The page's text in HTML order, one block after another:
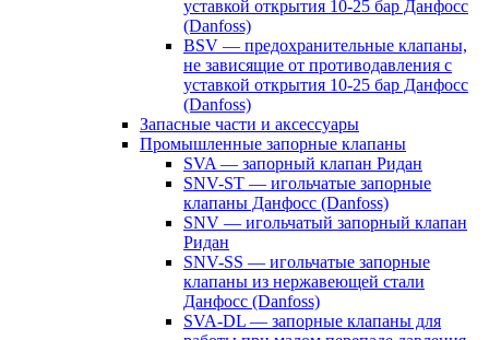
уставкой открытия 10-25 бар Данфосс
(Danfoss)
BSV — предохранительные клапаны,
не зависящие от противодавления с
уставкой открытия 10-25 бар Данфосс
(Danfoss)
Запасные части и аксессуары
Промышленные запорные клапаны
SVA — запорный клапан Ридан
SNV-ST — игольчатые запорные
клапаны Данфосс (Danfoss)
SNV — игольчатый запорный клапан
Ридан
SNV-SS — игольчатые запорные
клапаны из нержавеющей стали
Данфосс (Danfoss)
SVA-DL — запорные клапаны для